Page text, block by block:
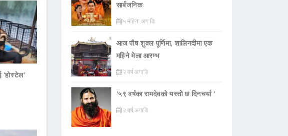
सार्बजनिक
५ महिना अगाडि
आज पौष शुक्ल पूर्णिमा, शालिनदीमा एक
महिने मेला आरम्भ
२ वर्ष अगाडि
‘५९ वर्षका रामदेवकाे यस्ताे छ दिनचर्या ’
२ वर्ष अगाडि